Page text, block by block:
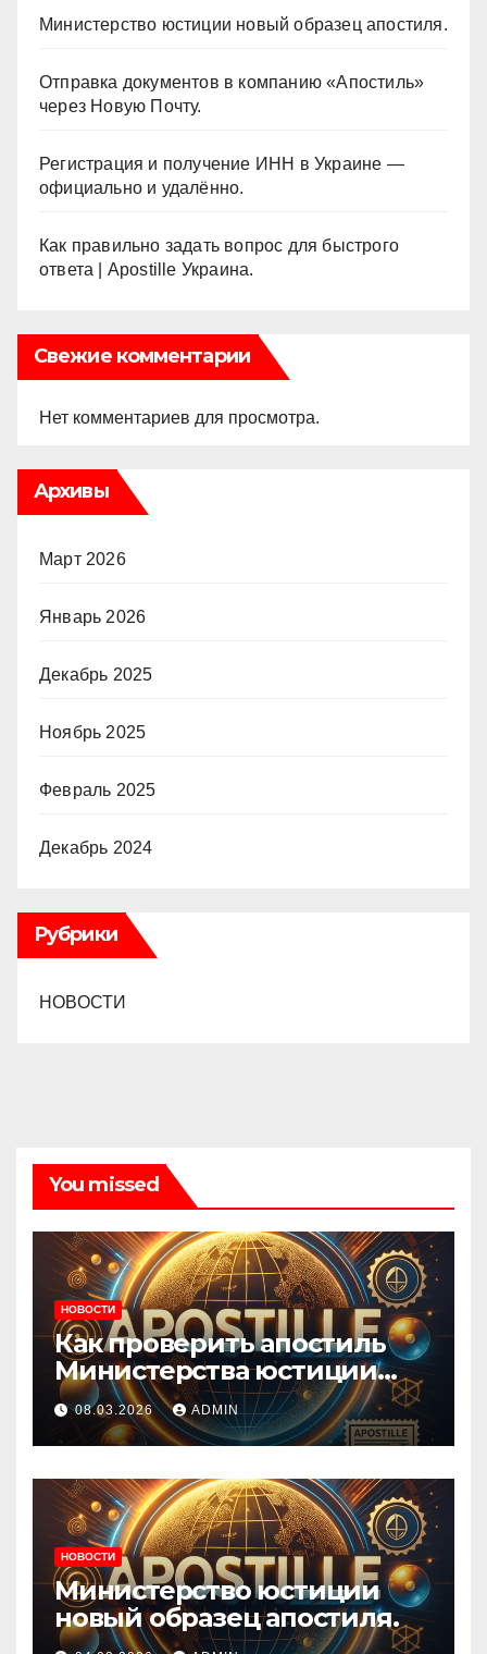
Министерство юстиции новый образец апостиля.
Отправка документов в компанию «Апостиль»
через Новую Почту.
Регистрация и получение ИНН в Украине —
официально и удалённо.
Как правильно задать вопрос для быстрого
ответа | Apostille Украина.
Свежие комментарии
Нет комментариев для просмотра.
Архивы
Март 2026
Январь 2026
Декабрь 2025
Ноябрь 2025
Февраль 2025
Декабрь 2024
Рубрики
НОВОСТИ
You missed
НОВОСТИ
Как проверить апостиль
Министерства юстиции
Украины онлайн.
08.03.2026 ADMIN
НОВОСТИ
Министерство юстиции
новый образец апостиля.